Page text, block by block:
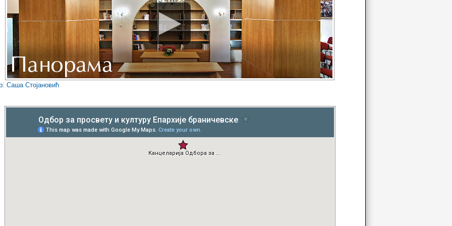
Саша Стојановић